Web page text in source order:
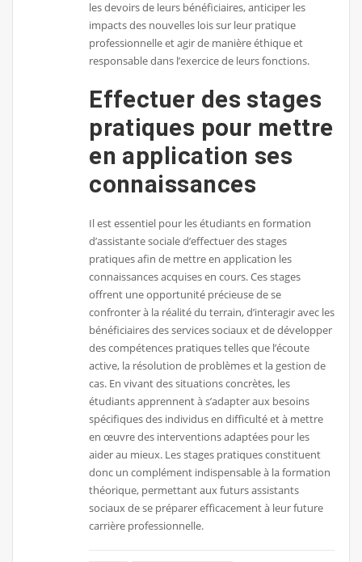
les devoirs de leurs bénéficiaires, anticiper les
impacts des nouvelles lois sur leur pratique
professionnelle et agir de manière éthique et
responsable dans l’exercice de leurs fonctions.
Effectuer des stages
pratiques pour mettre
en application ses
connaissances
Il est essentiel pour les étudiants en formation
d’assistante sociale d’effectuer des stages
pratiques afin de mettre en application les
connaissances acquises en cours. Ces stages
offrent une opportunité précieuse de se
confronter à la réalité du terrain, d’interagir avec les
bénéficiaires des services sociaux et de développer
des compétences pratiques telles que l’écoute
active, la résolution de problèmes et la gestion de
cas. En vivant des situations concrètes, les
étudiants apprennent à s’adapter aux besoins
spécifiques des individus en difficulté et à mettre
en œuvre des interventions adaptées pour les
aider au mieux. Les stages pratiques constituent
donc un complément indispensable à la formation
théorique, permettant aux futurs assistants
sociaux de se préparer efficacement à leur future
carrière professionnelle.